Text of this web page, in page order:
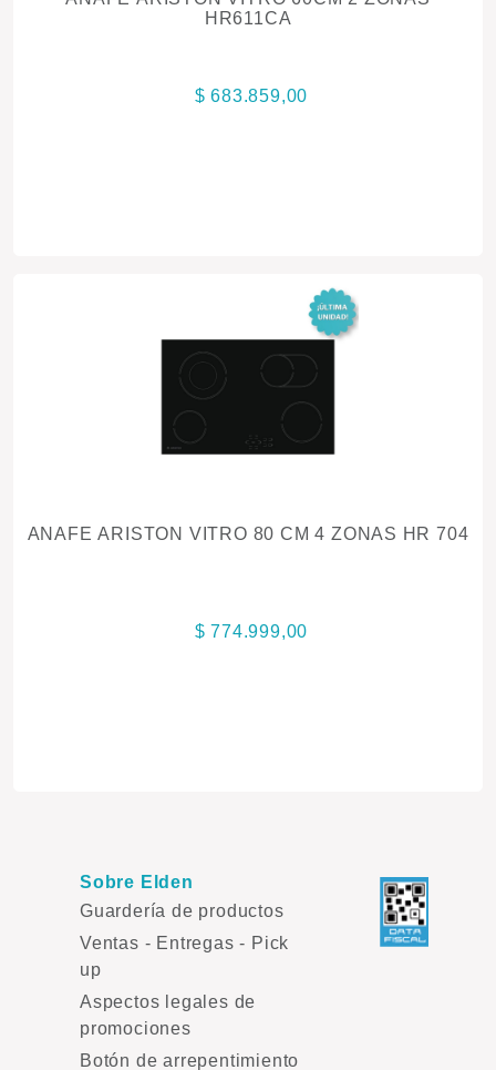
HR611CA
$ 683.859,00
ANAFE ARISTON VITRO 80 CM 4 ZONAS HR 704
$ 774.999,00
Sobre Elden
Guardería de productos
Ventas - Entregas - Pick
up
Aspectos legales de
promociones
Botón de arrepentimiento